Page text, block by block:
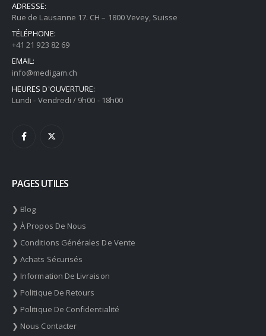
ADRESSE:
Rue de Lausanne 17. CH – 1800 Vevey, Suisse
TÉLÉPHONE:
+41 21 923 82 69
EMAIL:
info@medigam.ch
HEURES D'OUVERTURE:
Lundi - Vendredi / 9h00 - 18h00
PAGES UTILES
❯ Blog
❯ À Propos De Nous
❯ Conditions Générales De Vente
❯ Achats Sécurisés
❯ Information De Livraison
❯ Politique De Retours
❯ Politique De Confidentialité
❯ Nous Contacter